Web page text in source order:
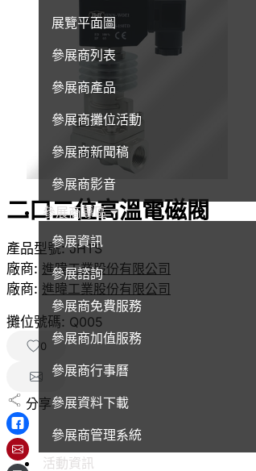
展覽平面圖
參展商列表
參展商產品
參展商攤位活動
參展商新聞稿
參展商影音
參展商專區
參展資訊
參展諮詢
參展商免費服務
參展商加值服務
參展商行事曆
參展資料下載
參展商管理系統
活動資訊
二口二位高溫電磁閥
產品型號:JHTS
廠商: 進暐工業股份有限公司
廠商: 進暐工業股份有限公司
攤位號碼: Q005
0
分享 :